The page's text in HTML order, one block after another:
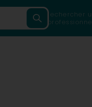
Rechercher